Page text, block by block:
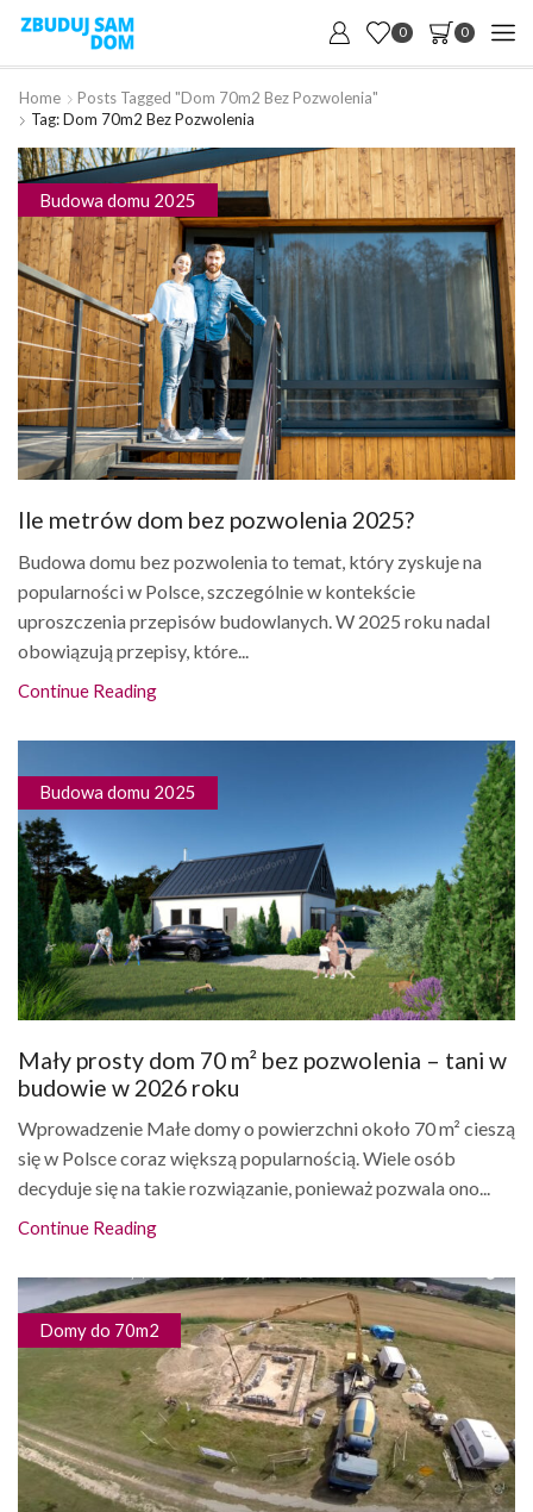
0 0
Home
Posts Tagged "dom 70m2 Bez Pozwolenia"
Tag: Dom 70m2 Bez Pozwolenia
Budowa domu 2025
Ile metrów dom bez pozwolenia 2025?
Budowa domu bez pozwolenia to temat, który zyskuje na
popularności w Polsce, szczególnie w kontekście
uproszczenia przepisów budowlanych. W 2025 roku nadal
obowiązują przepisy, które...
Continue Reading
Budowa domu 2025
Mały prosty dom 70 m² bez pozwolenia – tani w
budowie w 2026 roku
Wprowadzenie Małe domy o powierzchni około 70 m² cieszą
się w Polsce coraz większą popularnością. Wiele osób
decyduje się na takie rozwiązanie, ponieważ pozwala ono...
Continue Reading
Domy do 70m2